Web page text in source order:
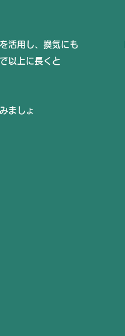
活用し、換気にも
以上に長くと
ましょ